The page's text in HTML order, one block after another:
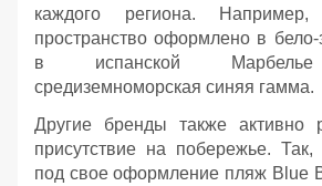
каждого региона.
пространство оформлено в бело-
в испанской Марбелье
средиземноморская синяя гамма.
Другие бренды также активно
присутствие на побережье.
под свое оформление пляж Blue